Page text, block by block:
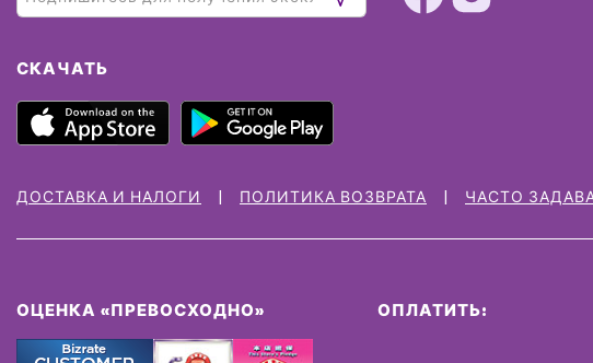
СКАЧАТЬ
ДОСТАВКА И НАЛОГИ ПОЛИТИКА ВОЗВРАТА ЧАСТО
ОЦЕНКА «ПРЕВОСХОДНО» ОПЛАТИТЬ: